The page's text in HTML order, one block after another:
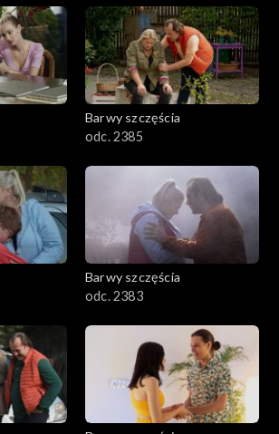
Barwy szczęścia
odc. 2385
Barwy szczęścia
odc. 2383